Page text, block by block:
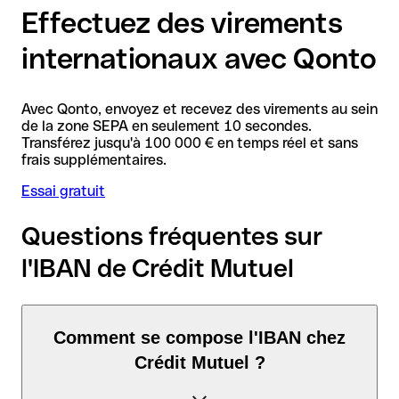
Effectuez des virements
internationaux avec Qonto
Avec Qonto, envoyez et recevez des virements au sein
de la zone SEPA en seulement 10 secondes.
Transférez jusqu'à 100 000 € en temps réel et sans
frais supplémentaires.
Essai gratuit
Questions fréquentes sur
l'IBAN de Crédit Mutuel
Comment se compose l'IBAN chez
Crédit Mutuel ?